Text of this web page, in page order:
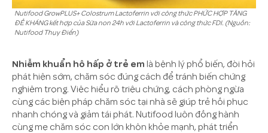
Nutifood GrowPLUS+ Colostrum Lactoferrin với công thức PHỨC HỢP TĂNG
ĐỀ KHÁNG kết hợp của Sữa non 24h với Lactoferrin và công thức FDI. (Nguồn:
Nutifood Thụy Điển)
Nhiễm khuẩn hô hấp ở trẻ em là bệnh lý phổ biến, đòi hỏi
phát hiện sớm, chăm sóc đúng cách để tránh biến chứng
nghiêm trọng. Việc hiểu rõ triệu chứng, cách phòng ngừa
cùng các biện pháp chăm sóc tại nhà sẽ giúp trẻ hồi phục
nhanh chóng và giảm tái phát. Nutifood luôn đồng hành
cùng mẹ chăm sóc con lớn khôn khỏe mạnh, phát triển